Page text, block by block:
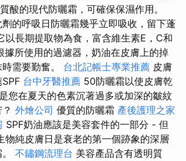
酸的現代防曬霜，可確保保濕作用。
的呼吸日防曬霜幾乎立即吸收，留下蓬
以長期提取物為食，富含維生素E，C和
據所使用的過濾器，奶油在皮膚上的掉
需要勤奮。 台北記帳士專業推薦 皮膚
台中牙醫推薦 50防曬霜以使皮膚乾
您在夏天的色素沉著過多或加深的皺紋
外燴公司 優質的防曬霜 產後護理之家
SPF奶油應該是美容套件的一部分 - 但
物純皮膚日是衰老的第一個跡象的深層
不鏽鋼流理台 美容產品含有透明質